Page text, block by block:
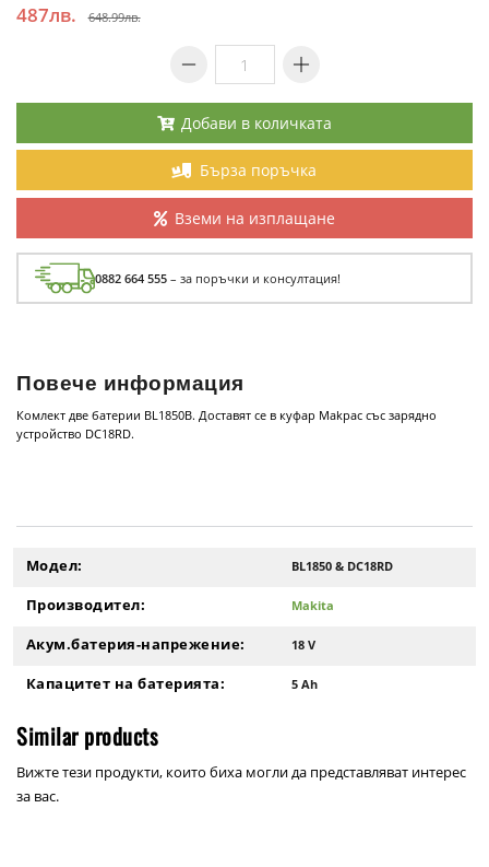
487лв. 648.99лв.
Добави в количката
Бърза поръчка
Вземи на изплащане
0882 664 555 – за поръчки и консултация!
Повече информация
Комлект две батерии BL1850B. Доставят се в куфар Makpac със зарядно
устройство DC18RD.
Модел: BL1850 & DC18RD
Производител: Makita
Акум.батерия-напрежение: 18 V
Капацитет на батерията: 5 Ah
Similar products
Вижте тези продукти, които биха могли да представляват интерес
за вас.